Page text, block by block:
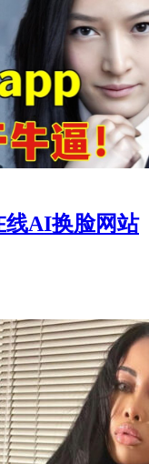
线AI换脸网站